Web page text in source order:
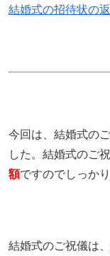
結婚式の招待状の
今回は、結婚式の
した。結婚式のご
額ですのでしっか
結婚式のご祝儀は